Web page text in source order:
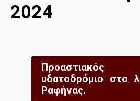
2024
υδατοδρόμιο στο
Ραφήνας.